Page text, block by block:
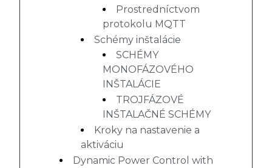
Prostredníctvom
protokolu MQTT
Schémy inštalácie
SCHÉMY
MONOFÁZOVÉHO
INŠTALÁCIE
TROJFÁZOVÉ
INŠTALAČNÉ SCHÉMY
Kroky na nastavenie a
aktiváciu
Dynamic Power Control with